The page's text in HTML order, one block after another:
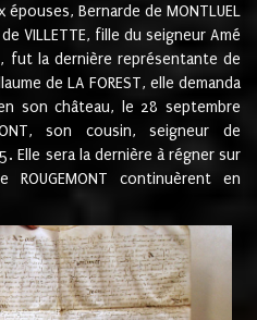
épouses, Bernarde de MONTLUEL
VILLETTE, fille du seigneur Amé
fut la dernière représentante de
de LA FOREST, elle demanda
son château, le 28 septembre
son cousin, seigneur de
Elle sera la dernière à régner sur
continuèrent en